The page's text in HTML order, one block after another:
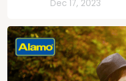
Dec 17, 2023